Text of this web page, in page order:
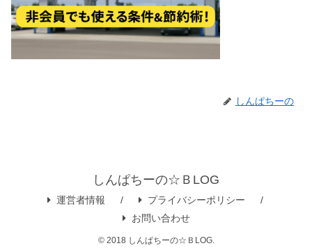
しんぱちーの
しんぱちーの☆ＢLOG
運営者情報
プライバシーポリシー
お問い合わせ
© 2018 しんぱちーの☆ＢLOG.